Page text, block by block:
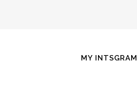
MY INTSGRAM